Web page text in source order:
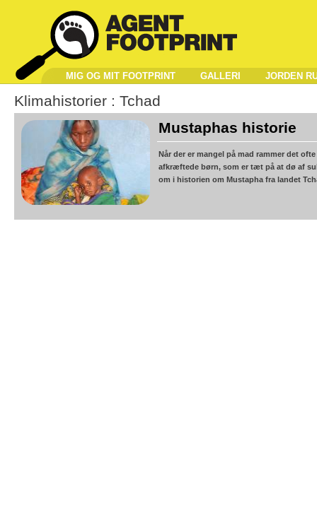
MIG OG MIT FOOTPRINT GALLERI JORDEN
Klimahistorier : Tchad
Mustaphas historie
Når der er mangel på mad rammer det
afkræftede børn, som er tæt på at dø af
om i historien om Mustapha fra landet